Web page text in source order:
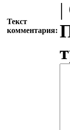
Текст
комментария:
|